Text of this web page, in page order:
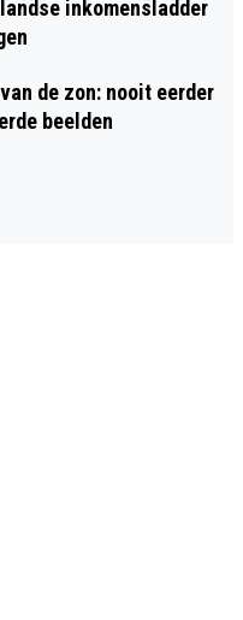
inkomensladder
de zon: nooit eerder
beelden